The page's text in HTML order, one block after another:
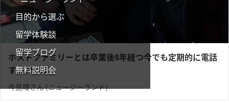
目的から選ぶ
留学体験談
留学ブログ
無料説明会
ホストファミリーとは卒業後8年経つ今でも定期的に電話
する仲です！
今島環さん (ニュージーランド)